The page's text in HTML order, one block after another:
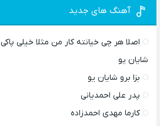
آهنگ های جدید
اصلا هر چی خیانته کار من مثلا خیلی پاکی
شایان یو
بزا برو شایان یو
پدر علی احمدیانی
کارما مهدی احمدزاده